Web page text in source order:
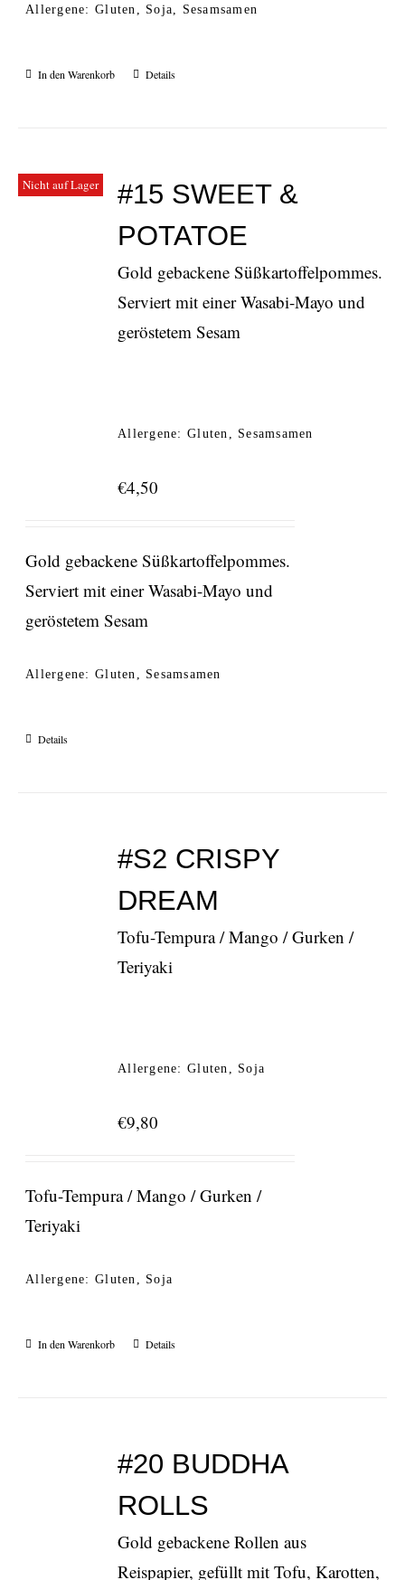
Allergene: Gluten, Soja, Sesamsamen
In den Warenkorb Details
Nicht auf Lager
#15 SWEET &
POTATOE
Gold gebackene Süßkartoffelpommes.
Serviert mit einer Wasabi-Mayo und
geröstetem Sesam
Allergene: Gluten, Sesamsamen
€4,50
Gold gebackene Süßkartoffelpommes.
Serviert mit einer Wasabi-Mayo und
geröstetem Sesam
Allergene: Gluten, Sesamsamen
Details
#S2 CRISPY
DREAM
Tofu-Tempura / Mango / Gurken /
Teriyaki
Allergene: Gluten, Soja
€9,80
Tofu-Tempura / Mango / Gurken /
Teriyaki
Allergene: Gluten, Soja
In den Warenkorb Details
#20 BUDDHA
ROLLS
Gold gebackene Rollen aus
Reispapier, gefüllt mit Tofu, Karotten,